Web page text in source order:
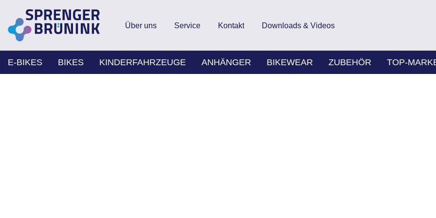
Über uns Service Kontakt Downloads & Videos
E-BIKES BIKES KINDERFAHRZEUGE ANHÄNGER BIKEWEAR ZUBEHÖR TOP-